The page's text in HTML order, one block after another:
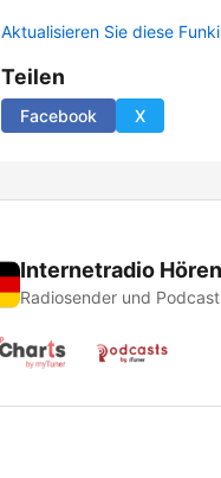
Aktualisieren Sie diese
Teilen
Facebook X
Internetradio Hören
Radiosender und